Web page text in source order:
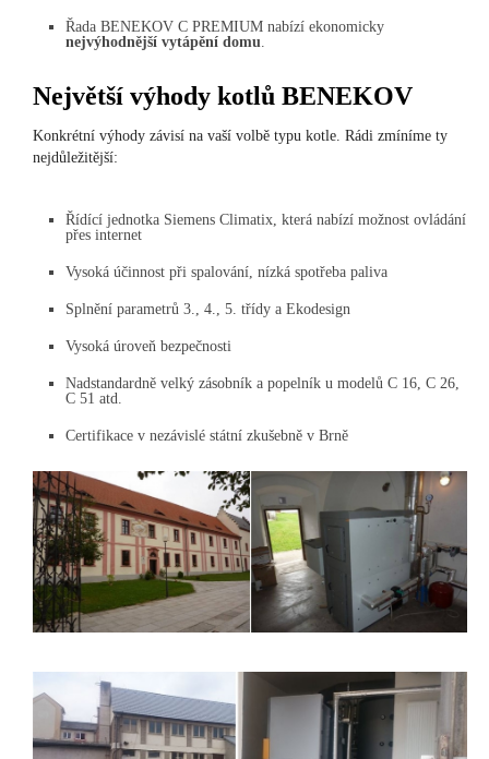
Řada BENEKOV C PREMIUM nabízí ekonomicky
nejvýhodnější vytápění domu.
Největší výhody kotlů BENEKOV
Konkrétní výhody závisí na vaší volbě typu kotle. Rádi zmíníme ty
nejdůležitější:
Řídící jednotka Siemens Climatix, která nabízí možnost ovládání
přes internet
Vysoká účinnost při spalování, nízká spotřeba paliva
Splnění parametrů 3., 4., 5. třídy a Ekodesign
Vysoká úroveň bezpečnosti
Nadstandardně velký zásobník a popelník u modelů C 16, C 26,
C 51 atd.
Certifikace v nezávislé státní zkušebně v Brně